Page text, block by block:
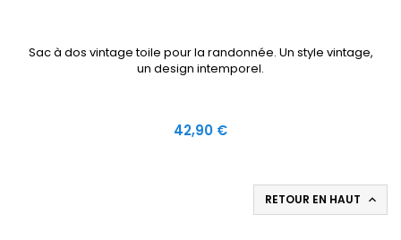
Sac à dos vintage toile pour la randonnée. Un style vintage,
un design intemporel.
Prix
42,90 €
RETOUR EN HAUT 